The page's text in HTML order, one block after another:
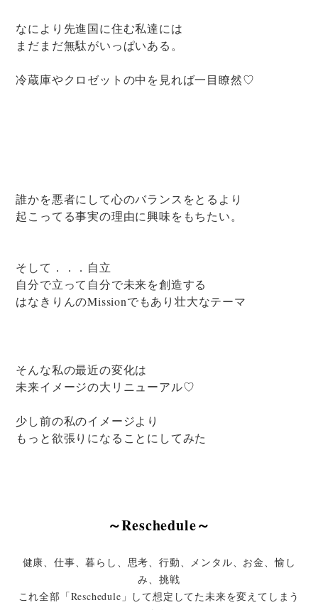
なにより先進国に住む私達には
まだまだ無駄がいっぱいある。
冷蔵庫やクロゼットの中を見れば一目瞭然♡
誰かを悪者にして心のバランスをとるより
起こってる事実の理由に興味をもちたい。
そして．．．自立
自分で立って自分で未来を創造する
はなきりんのMissionでもあり壮大なテーマ
そんな私の最近の変化は
未来イメージの大リニューアル♡
少し前の私のイメージより
もっと欲張りになることにしてみた
～Reschedule～
健康、仕事、暮らし、思考、行動、メンタル、お金、愉し
み、挑戦
これ全部「Reschedule」して想定してた未来を変えてしまう